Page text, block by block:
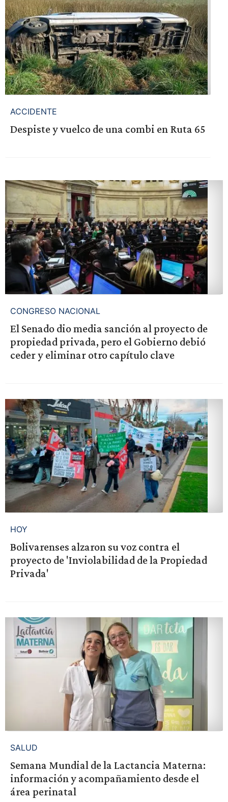
ACCIDENTE
Despiste y vuelco de una combi en Ruta 65
CONGRESO NACIONAL
El Senado dio media sanción al proyecto de
propiedad privada, pero el Gobierno debió
ceder y eliminar otro capítulo clave
HOY
Bolivarenses alzaron su voz contra el
proyecto de 'Inviolabilidad de la Propiedad
Privada'
SALUD
Semana Mundial de la Lactancia Materna:
información y acompañamiento desde el
área perinatal